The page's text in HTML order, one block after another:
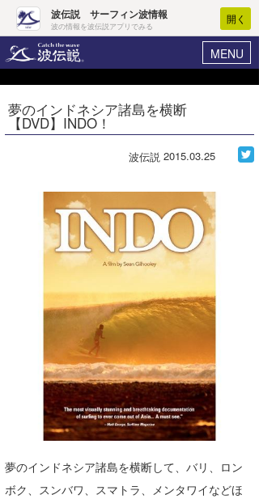
波伝説 サーフィン波情報
波の情報を波伝説アプリでみる
開く
MENU
ヘルプ マイホーム
ログイン
WAVE HUNTER波予想ツール
気象情報
サーフィンエリアガイド
会員メニュー
今月のプレゼント
夢のインドネシア諸島を横断
【DVD】INDO！
波伝説 2015.03.25
夢のインドネシア諸島を横断して、バリ、ロン
ボク、スンバワ、スマトラ、メンタワイなどほ
Core Surf Japan
アート＆エンタメ
コラム
ショップ情報
ショップ情報
湘南
千葉北
伊豆
千葉南
お知らせ
その他
ルール＆How to
VOTE!